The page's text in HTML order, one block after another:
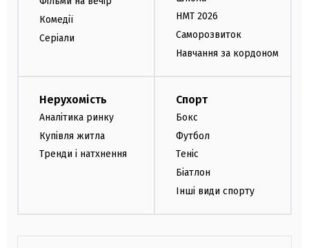
Комедії
Серіали
НМТ 2026
Саморозвиток
Навчання за кордоном
Нерухомість
Аналітика ринку
Купівля житла
Тренди і натхнення
Спорт
Бокс
Футбол
Теніс
Біатлон
Інші види спорту